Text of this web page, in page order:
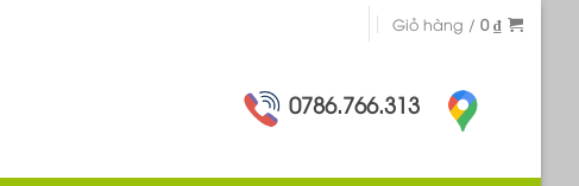
Giỏ hàng /0₫
0786.766.313